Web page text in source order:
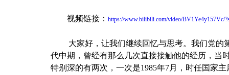
视频链接： https://www.bilibili.com/video/BV1Ye4y157Vc/
大家好，让我们继续回忆与思考。我们党
代中期，曾经有那么几次直接接触他的经历，当
特别深的有两次，一次是1985年7月，时任国家